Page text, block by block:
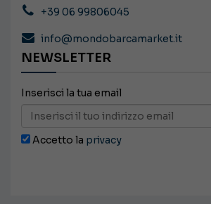
+39 06 99806045
info@mondobarcamarket.it
NEWSLETTER
Inserisci la tua email
Accetto la privacy